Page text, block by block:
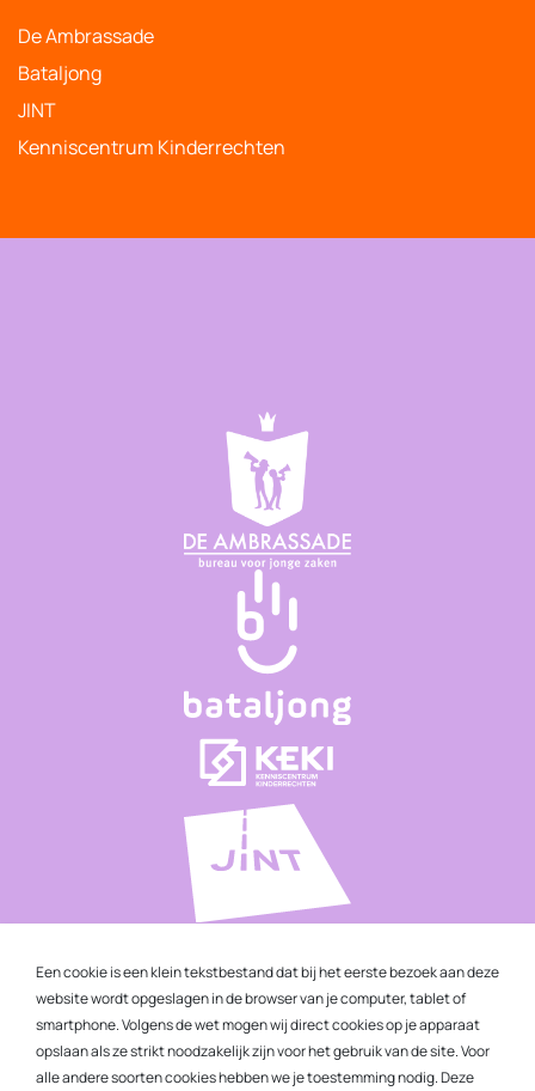
Een cookie is een klein tekstbestand dat bij het eerste bezoek aan deze
website wordt opgeslagen in de browser van je computer, tablet of
smartphone. Volgens de wet mogen wij direct cookies op je apparaat
opslaan als ze strikt noodzakelijk zijn voor het gebruik van de site. Voor
alle andere soorten cookies hebben we je toestemming nodig. Deze
De Ambrassade
Bataljong
JINT
Kenniscentrum Kinderrechten